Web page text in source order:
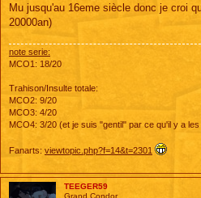
a
g
Mu jusqu'au 16eme siècle donc je croi
20000an)
note serie:
MCO1: 18/20
Trahison/Insulte totale:
MCO2: 9/20
MCO3: 4/20
MCO4: 3/20 (et je suis "gentil" par ce qu'il y a
Fanarts: viewtopic.php?f=14&t=2301
TEEGER59